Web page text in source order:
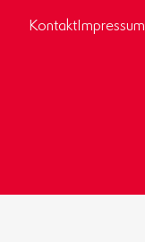
KontaktImpressum